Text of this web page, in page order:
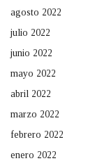
agosto 2022
julio 2022
junio 2022
mayo 2022
abril 2022
marzo 2022
febrero 2022
enero 2022